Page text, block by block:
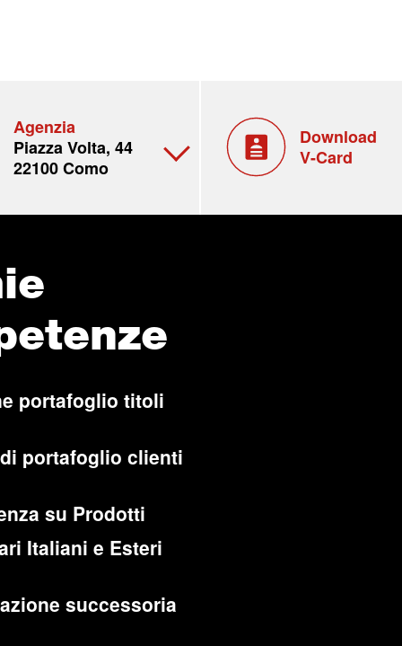
Agenzia
Piazza Volta, 44
22100 Como
Download
V-Card
portafoglio titoli
portafoglio clienti
su Prodotti
Italiani e Esteri
successoria